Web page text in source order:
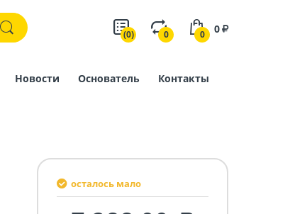
(0) 0 0 0
Новости Основатель Контакты
осталось мало